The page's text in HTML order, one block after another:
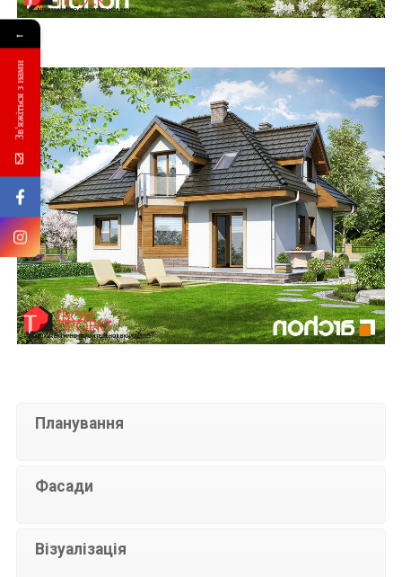
Планування
Фасади
Візуалізація
←
Зв'яжіться з нами